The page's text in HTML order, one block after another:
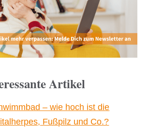
Artikel
– wie hoch ist die
Fußpilz und Co.?